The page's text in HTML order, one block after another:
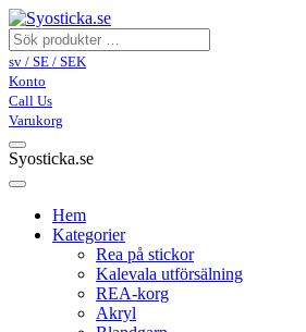
sv / SE / SEK
Konto
Call Us
Varukorg
Syosticka.se
Hem
Kategorier
Rea på stickor
Kalevala utförsälning
REA-korg
Akryl